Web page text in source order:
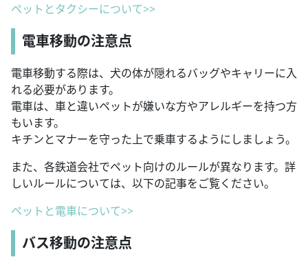
ペットとタクシーについて>>
電車移動の注意点
電車移動する際は、犬の体が隠れるバッグやキャリーに入
れる必要があります。
電車は、車と違いペットが嫌いな方やアレルギーを持つ方
もいます。
キチンとマナーを守った上で乗車するようにしましょう。
また、各鉄道会社でペット向けのルールが異なります。詳
しいルールについては、以下の記事をご覧ください。
ペットと電車について>>
バス移動の注意点